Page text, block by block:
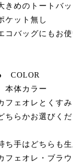
きめのトートバ
ケット無し
コバッグにもお
COLOR
本体カラー
フェオレとくす
ちらかお選びくだ
ち手はどちらも生
フェオレ・ブラ